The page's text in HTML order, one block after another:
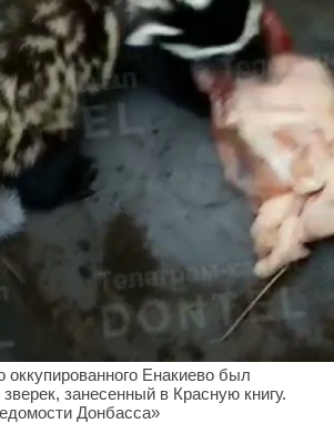
оккупированного Енакиево был
занесенный в Красную книгу.
Донбасса»